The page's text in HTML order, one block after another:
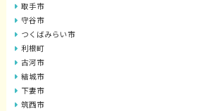
取手市
守谷市
つくばみらい市
利根町
古河市
結城市
下妻市
筑西市